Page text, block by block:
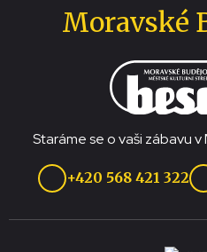
Moravské
Staráme se o vaši zábavu
+420 568 421 322